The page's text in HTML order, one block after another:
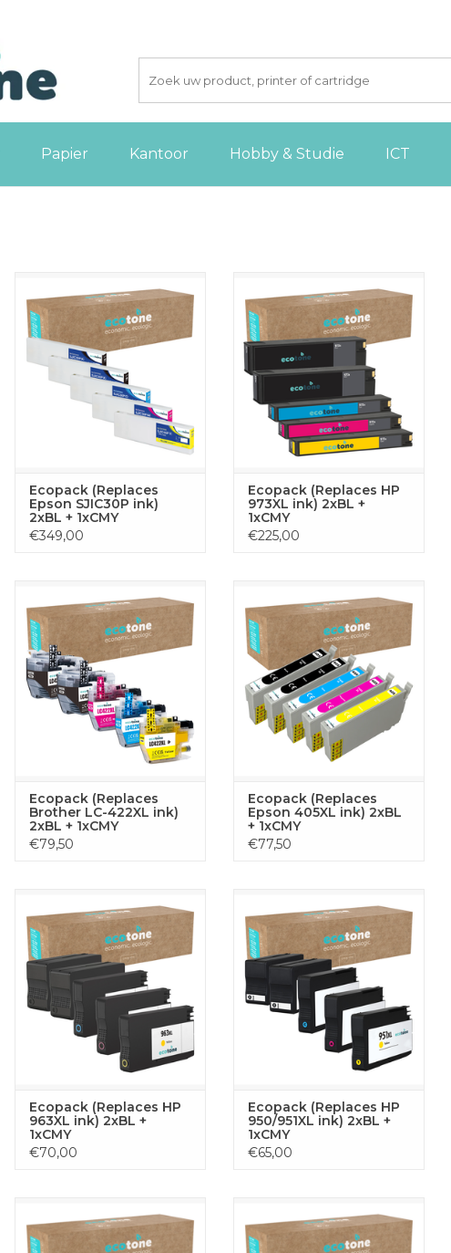
Papier Kantoor Hobby & Studie ICT
alle vier kleuren die je nodig hebt
voor ononderbroken printen
met je Epson printer. De set
bestaat uit 2x zwart, 1x cyaan, 1x
geel en 1x magenta toners,
geoptimaliseerd voor uitstekende
prestaties en scherpe resultaten.
TOEVOEGEN AAN
Ecopack (Replaces
Epson SJIC30P ink)
2xBL + 1xCMY
€349,00
alle vier kleuren die je nodig hebt
voor ononderbroken printen
met je HP printer. De set bestaat
uit 2x zwart, 1x cyaan, 1x geel en
1x magenta toners,
geoptimaliseerd voor uitstekende
prestaties en scherpe resultaten.
TOEVOEGEN AAN
WINKELWAGEN
Ecopack (Replaces HP
973XL ink) 2xBL +
1xCMY
€225,00
alle vier kleuren die je nodig hebt
voor ononderbroken printen
met je Brother printer. De set
bestaat uit 2x zwart, 1x cyaan, 1x
geel en 1x magenta toners,
geoptimaliseerd voor uitstekende
prestaties en scherpe resultaten.
TOEVOEGEN AAN
Ecopack (Replaces
Brother LC-422XL ink)
2xBL + 1xCMY
€79,50
alle vier kleuren die je nodig hebt
voor ononderbroken printen
met je Epson printer. De set
bestaat uit 2x zwart, 1x cyaan, 1x
geel en 1x magenta toners,
geoptimaliseerd voor uitstekende
prestaties en scherpe resultaten.
TOEVOEGEN AAN
Ecopack (Replaces
Epson 405XL ink) 2xBL
+ 1xCMY
€77,50
alle vier kleuren die je nodig hebt
voor ononderbroken printen
met je HP printer. De set bestaat
uit 2x zwart, 1x cyaan, 1x geel en
1x magenta toners,
geoptimaliseerd voor uitstekende
prestaties en scherpe resultaten.
TOEVOEGEN AAN
Ecopack (Replaces HP
963XL ink) 2xBL +
1xCMY
€70,00
alle vier kleuren die je nodig hebt
voor ononderbroken printen
met je HP printer. De set bestaat
uit 2x zwart, 1x cyaan, 1x geel en
1x magenta toners,
geoptimaliseerd voor uitstekende
prestaties en scherpe resultaten.
TOEVOEGEN AAN
Ecopack (Replaces HP
950/951XL ink) 2xBL +
1xCMY
€65,00
alle vier kleuren die je nodig hebt
voor ononderbroken printen
alle vier kleuren die je nodig hebt
voor ononderbroken printen